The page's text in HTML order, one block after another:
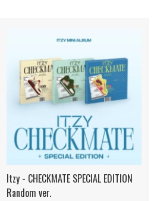
Itzy - CHECKMATE SPECIAL EDITION
Random ver.